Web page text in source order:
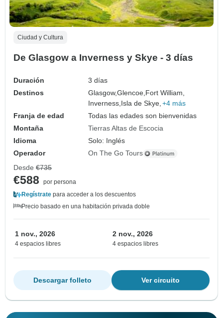
Ciudad y Cultura
De Glasgow a Inverness y Skye - 3 días
Duración
3 días
Destinos
Glasgow,Glencoe, Fort William,
Inverness, Isla de Skye, +4 más
Franja de edad
Todas las edades son bienvenidas
Montaña
Tierras Altas de Escocia
Idioma
Solo: Inglés
Operador
On The Go Tours
Desde €735
€588
por persona
Regístrate para acceder a los descuentos
Precio basado en una habitación privada doble
1 nov., 2026
4 espacios libres
2 nov., 2026
4 espacios libres
Ver circuito
Descargar folleto